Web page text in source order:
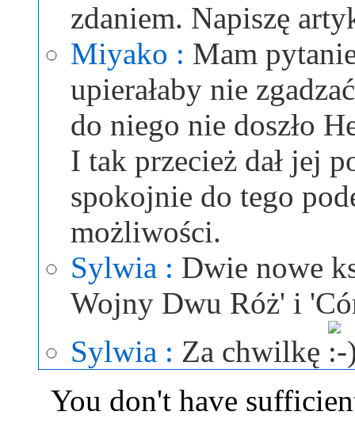
zdaniem. Napiszę
Miyako : Mam
upierałaby nie
do niego nie doszło
I tak przecież dał jej
spokojnie do tego
możliwości.
Sylwia : Dwie nowe
Wojny Dwu Róż' i
Sylwia : Za chwilkę
You don't have